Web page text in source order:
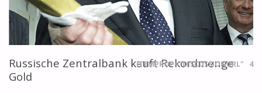
Russische Zentralbank kauft Rekordmenge
Gold
ITEMPROP="DISCUSSIONURL" 4